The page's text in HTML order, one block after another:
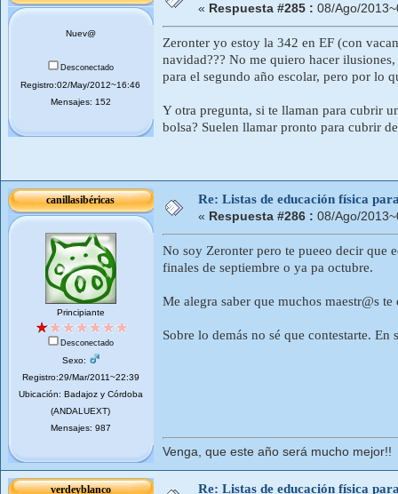
Nuev@
Desconectado
Registro:02/May/2012~16:46
Mensajes: 152
« Respuesta #285 : 08/Ago/
Zeronter yo estoy la 342 en EF (con
navidad??? No me quiero hacer
para el segundo año escolar, pero por lo
Y otra pregunta, si te llaman para cubrir
bolsa? Suelen llamar pronto para cubrir
canillasibéricas
Principiante
Desconectado
Sexo:
Registro:29/Mar/2011~22:39
Ubicación: Badajoz y Córdoba
(ANDALUEXT)
Mensajes: 987
Re: Listas de educación física
« Respuesta #286 : 08/Ago/
No soy Zeronter pero te pueeo decir que
finales de septiembre o ya pa octubre.
Me alegra saber que muchos maestr@s
Sobre lo demás no sé que contestarte.
Venga, que este año será mucho mejor!!
verdeyblanco Re: Listas de educación física